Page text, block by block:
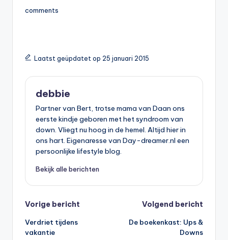
comments
Laatst geüpdatet op 25 januari 2015
debbie
Partner van Bert, trotse mama van Daan ons
eerste kindje geboren met het syndroom van
down. Vliegt nu hoog in de hemel. Altijd hier in
ons hart. Eigenaresse van Day-dreamer.nl een
persoonlijke lifestyle blog.
Bekijk alle berichten
Bericht
navigatie
Vorige bericht
Verdriet tijdens
vakantie
Volgend bericht
De boekenkast: Ups &
Downs